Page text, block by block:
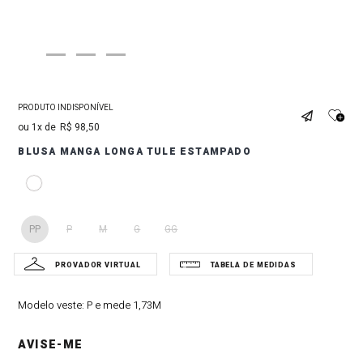
PRODUTO INDISPONÍVEL
1 R$ 98,50
BLUSA MANGA LONGA TULE ESTAMPADO
PP P M G GG
Modelo veste: P e mede 1,73M